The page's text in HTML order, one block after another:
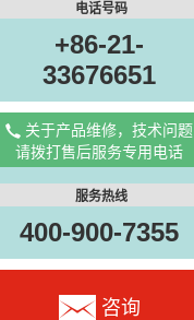
电话号码
+86-21-
33676651
关于产品维修，技术问题
请拨打售后服务专用电话
服务热线
400-900-7355
咨询